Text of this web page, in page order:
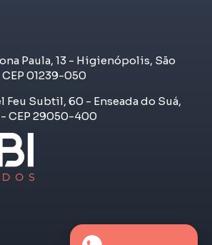
Paula, 13 - Higienópolis, São
01239-050
Feu Subtil, 60 - Enseada do Suá,
CEP 29050-400